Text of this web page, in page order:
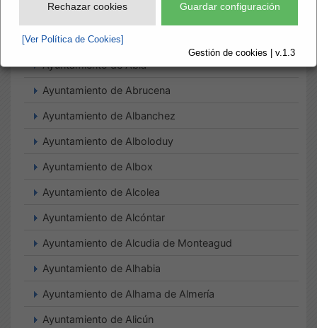
Rechazar cookies Guardar configuración
[Ver Política de Cookies]
Gestión de cookies | v.1.3
Ayuntamiento de Abla
Ayuntamiento de Abrucena
Ayuntamiento de Albanchez
Ayuntamiento de Alboloduy
Ayuntamiento de Albox
Ayuntamiento de Alcolea
Ayuntamiento de Alcóntar
Ayuntamiento de Alcudia de Monteagud
Ayuntamiento de Alhabia
Ayuntamiento de Alhama de Almería
Ayuntamiento de Alicún